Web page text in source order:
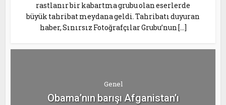
rastlanır bir kabartma grubu olan eserlerde
büyük tahribat meydana geldi. Tahribatı duyuran
haber, Sınırsız Fotoğrafçılar Grubu’nun […]
Genel
Obama’nın barışı Afganistan’ı